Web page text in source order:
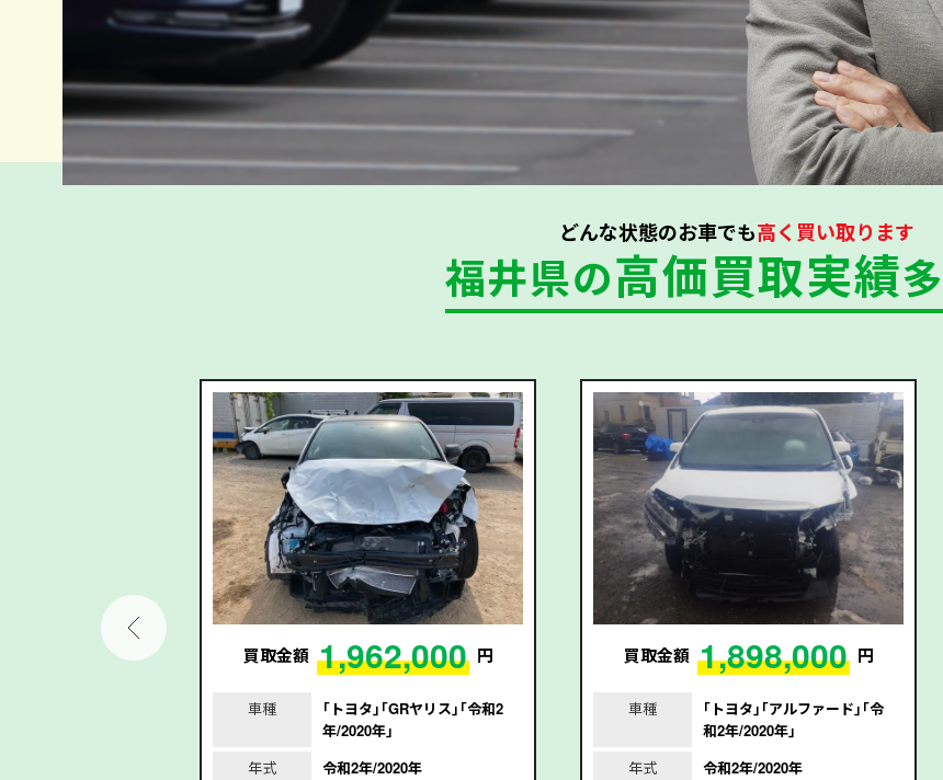
だから高価買取! 無料で査定する
どんな状態のお車でも高く買い取ります
福井県の高価買取実績
円 買取金額 1,962,000 円
車種
｢トヨタ｣｢GRヤリス｣｢令和2
年/2020年｣
年式
令和2年/2020年
買取金額 1,898,000 円
車種
｢トヨタ｣｢アルファード｣｢令
和2年/2020年｣
年式
令和2年/2020年